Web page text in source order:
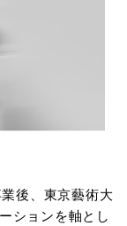
後、東京藝術大
ションを軸とし